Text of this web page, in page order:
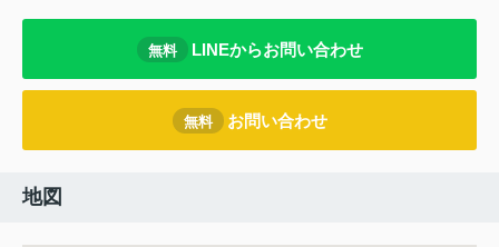
無料 LINEからお問い合わせ
無料 お問い合わせ
地図